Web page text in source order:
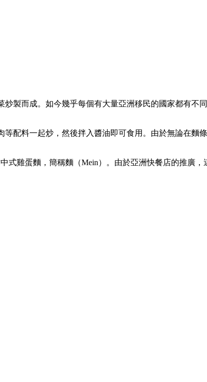
製而成。如今幾乎每個有大量亞洲移民的國家都有不
配料一起炒，然後拌入醬油即可食用。由於無論在麵
式雞蛋麵，簡稱麵（Mein）。由於亞洲快餐店的推廣